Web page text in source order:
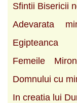
Sfintii Bisericii
Adevarata
Egipteanca
Femeile
Domnului cu
In creatia lui